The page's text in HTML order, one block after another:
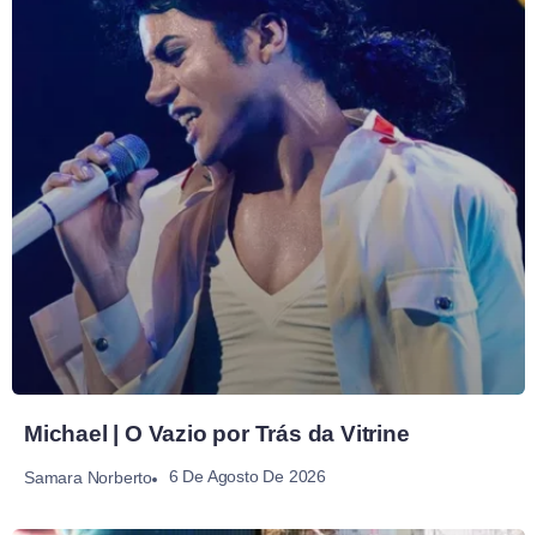
Michael | O Vazio por Trás da Vitrine
Samara Norberto 6 De Agosto De 2026